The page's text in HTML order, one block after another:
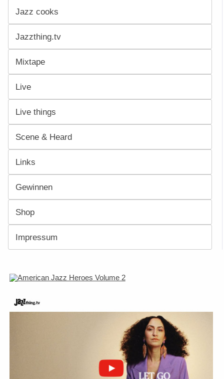
Jazz cooks
Jazzthing.tv
Mixtape
Live
Live things
Scene & Heard
Links
Gewinnen
Shop
Impressum